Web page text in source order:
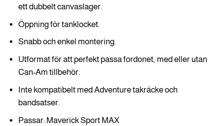
ett dubbelt canvaslager.
Öppning för tanklocket.
Snabb och enkel montering.
Utformat för att perfekt passa fordonet, med eller utan
Can-Am tillbehör.
Inte kompatibelt med Adventure takräcke och
bandsatser.
Passar: Maverick Sport MAX